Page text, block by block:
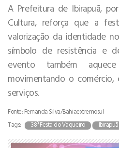
A Prefeitura de Ibirapuã,
Cultura, reforça que a
valorização da identidade
símbolo de resistência e
evento também
movimentando o
serviços.
Fonte: Fernanda Silva/Bahiaextremosul
Tags:
38ª Festa do Vaqueiro Ibirapuã